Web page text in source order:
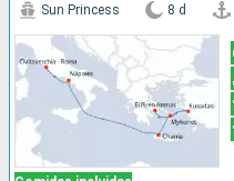
Sun Princess 8 d